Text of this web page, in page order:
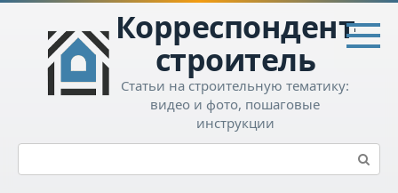
Перейти
контенту
Корреспондент-
строитель
Статьи на строительную тематику:
видео и фото, пошаговые
инструкции
Поиск: